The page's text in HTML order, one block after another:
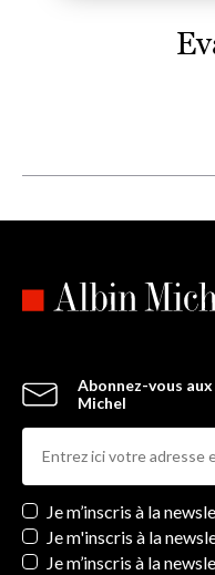
Abonnez-vous
Michel
Newsletters
Je m’inscris à la
Je m'inscris à la
Je m’inscris à la